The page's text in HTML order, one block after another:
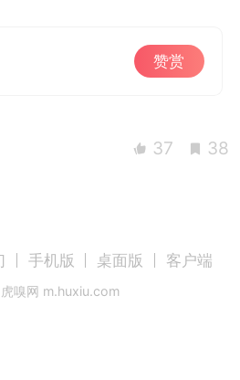
赞赏
37 38
手机版 桌面版 客户端
虎嗅网 m.huxiu.com